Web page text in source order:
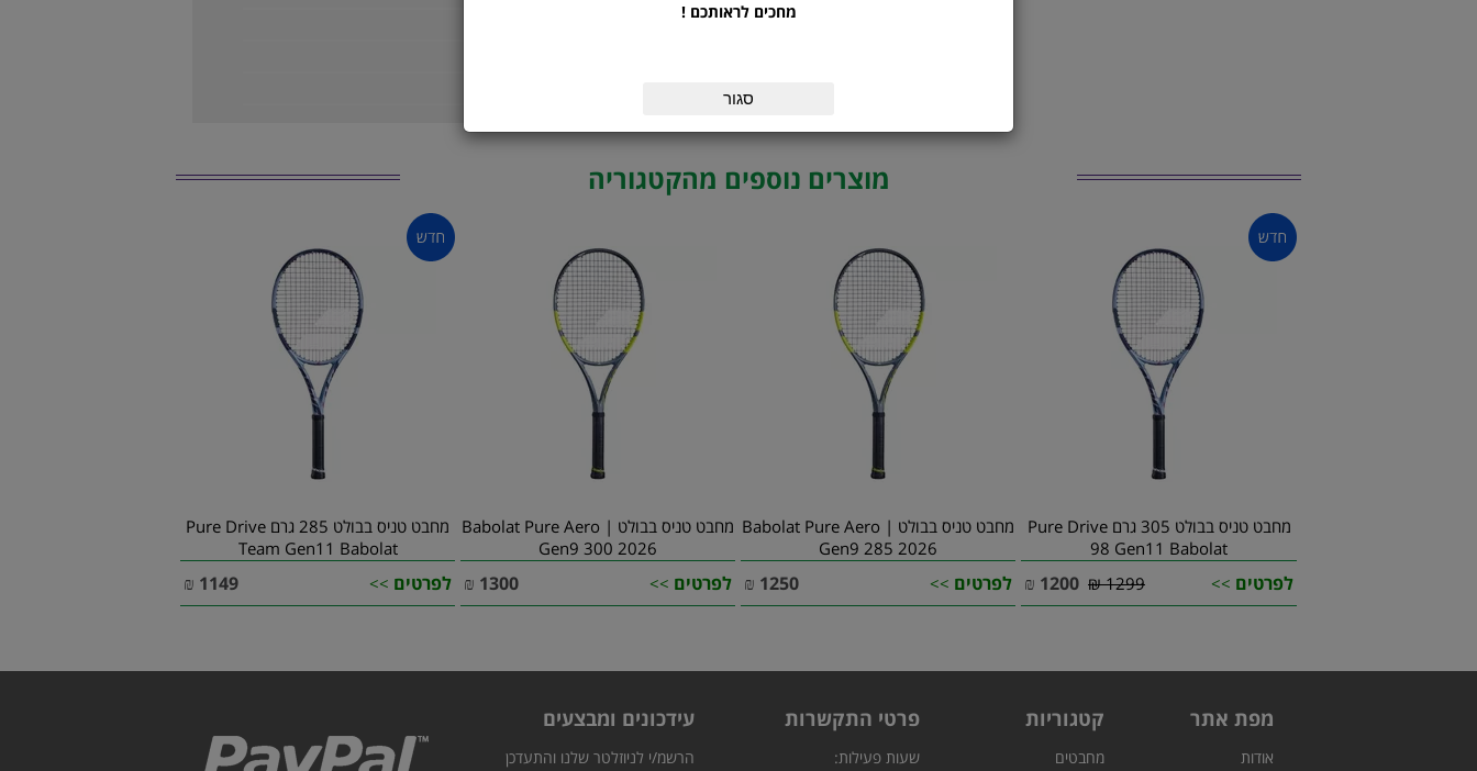
גודל ראש מחבט
מוצרים נוספים מהקטגוריה
מחבט טניס בבולט 305 גרם Pure Drive
98 Gen11 Babolat
לפרטים >>
1299 ₪
1200
₪
מחבט טניס בבולט | Babolat Pure Aero
Gen9 285 2026
לפרטים >>
1250
₪
מחבט טניס בבולט | Babolat Pure Aero
Gen9 300 2026
לפרטים >>
1300
₪
מחבט טניס בבולט 285 גרם Pure Drive
Team Gen11 Babolat
לפרטים >>
1149
₪
מפת אתר קטגוריות פרטי התקשרות עידכונים ומבצעים
אודות
מחבטים
שעות פעילות:
הרשמ/י לניוזלטר שלנו והתעדכן
מחכים לראותכם !
סגור